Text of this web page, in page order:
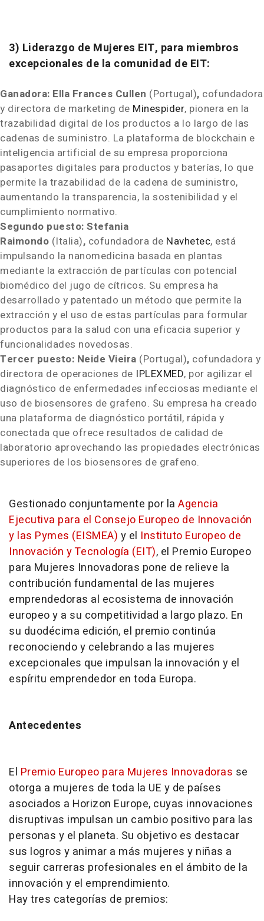
3) Liderazgo de Mujeres EIT, para miembros
excepcionales de la comunidad de EIT:
Ganadora: Ella Frances Cullen (Portugal), cofundadora
y directora de marketing de Minespider, pionera en la
trazabilidad digital de los productos a lo largo de las
cadenas de suministro. La plataforma de blockchain e
inteligencia artificial de su empresa proporciona
pasaportes digitales para productos y baterías, lo que
permite la trazabilidad de la cadena de suministro,
aumentando la transparencia, la sostenibilidad y el
cumplimiento normativo.
Segundo puesto: Stefania
Raimondo (Italia), cofundadora de Navhetec, está
impulsando la nanomedicina basada en plantas
mediante la extracción de partículas con potencial
biomédico del jugo de cítricos. Su empresa ha
desarrollado y patentado un método que permite la
extracción y el uso de estas partículas para formular
productos para la salud con una eficacia superior y
funcionalidades novedosas.
Tercer puesto: Neide Vieira (Portugal), cofundadora y
directora de operaciones de IPLEXMED, por agilizar el
diagnóstico de enfermedades infecciosas mediante el
uso de biosensores de grafeno. Su empresa ha creado
una plataforma de diagnóstico portátil, rápida y
conectada que ofrece resultados de calidad de
laboratorio aprovechando las propiedades electrónicas
superiores de los biosensores de grafeno.
Gestionado conjuntamente por la Agencia
Ejecutiva para el Consejo Europeo de Innovación
y las Pymes (EISMEA) y el Instituto Europeo de
Innovación y Tecnología (EIT), el Premio Europeo
para Mujeres Innovadoras pone de relieve la
contribución fundamental de las mujeres
emprendedoras al ecosistema de innovación
europeo y a su competitividad a largo plazo. En
su duodécima edición, el premio continúa
reconociendo y celebrando a las mujeres
excepcionales que impulsan la innovación y el
espíritu emprendedor en toda Europa.
Antecedentes
El Premio Europeo para Mujeres Innovadoras se
otorga a mujeres de toda la UE y de países
asociados a Horizon Europe, cuyas innovaciones
disruptivas impulsan un cambio positivo para las
personas y el planeta. Su objetivo es destacar
sus logros y animar a más mujeres y niñas a
seguir carreras profesionales en el ámbito de la
innovación y el emprendimiento.
Hay tres categorías de premios: